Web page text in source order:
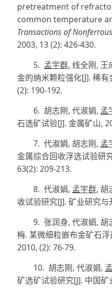
pretreatment of
common temperature
Transactions of
2003, 13 (2): 426-430.
5. 孟宇群, 线全刚, 王
金的纳米颗粒强化[J]. 稀有
(2): 190-192.
6. 胡志刚, 代淑娟, 孟
石选矿试验[J]. 金属矿山,
7. 代淑娟, 胡志刚, 孟
金属综合回收浮选试验研
63(2): 209-213.
8. 代淑娟, 孟宇群, 胡
收试验研究[J]. 矿业研究与
9. 张润身, 代淑娟, 胡
梅. 某微细粒嵌布金矿石
2010, (2): 76-79.
10. 胡志刚, 代淑娟,
矿选矿试验研究[J]. 中国矿